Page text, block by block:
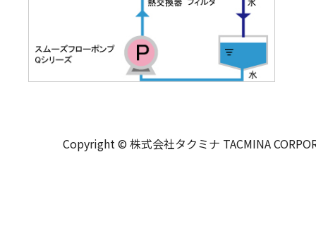
Copyright © 株式会社タクミナ TACMINA